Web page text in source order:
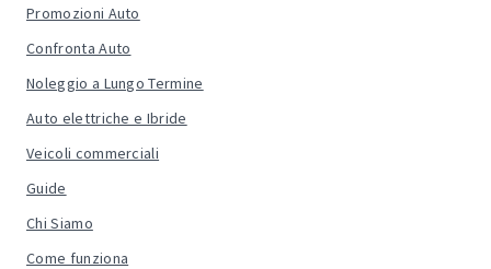
Promozioni Auto
Confronta Auto
Noleggio a Lungo Termine
Auto elettriche e Ibride
Veicoli commerciali
Guide
Chi Siamo
Come funziona